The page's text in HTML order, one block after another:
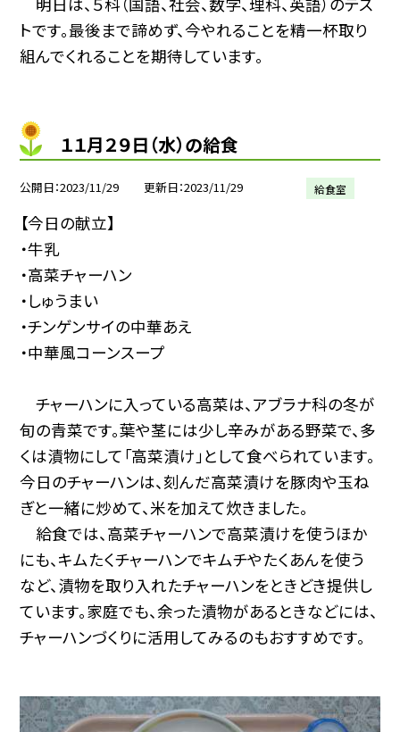
トです。最後まで諦めず、今やれることを精一杯取り
組んでくれることを期待しています。
１１月２９日（水）の給食
公開日 2023/11/29 更新日 2023/11/29 給食室
【今日の献立】
・牛乳
・高菜チャーハン
・しゅうまい
・チンゲンサイの中華あえ
・中華風コーンスープ
チャーハンに入っている高菜は、アブラナ科の冬が
旬の青菜です。葉や茎には少し辛みがある野菜で、多
くは漬物にして「高菜漬け」として食べられています。
今日のチャーハンは、刻んだ高菜漬けを豚肉や玉ね
ぎと一緒に炒めて、米を加えて炊きました。
給食では、高菜チャーハンで高菜漬けを使うほか
にも、キムたくチャーハンでキムチやたくあんを使う
など、漬物を取り入れたチャーハンをときどき提供し
ています。家庭でも、余った漬物があるときなどには、
チャーハンづくりに活用してみるのもおすすめです。